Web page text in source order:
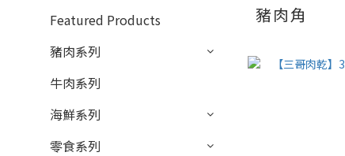
Featured Products
豬肉系列
牛肉系列
海鮮系列
零食系列
豬肉角